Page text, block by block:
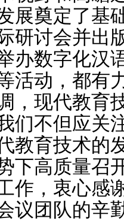
展奠定了基
研讨会并出
办数字化汉
活动，都有
，现代教育
们不但应关
教育技术的
下高质量召
作，衷心感
议团队的辛